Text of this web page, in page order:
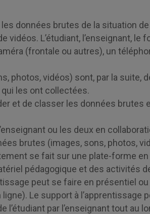
données brutes de la situation
vidéos. L’étudiant, l’enseignant, le
(frontale ou autres), un
photos, vidéos) sont, par la suite,
les ont collectées.
et de classer les données brutes
ou les deux en
brutes (images, sons, photos,
se fait sur une plate-forme
pédagogique et des activités
peut se faire en présentiel
Le support à l’apprentissage
par l’enseignant tout au